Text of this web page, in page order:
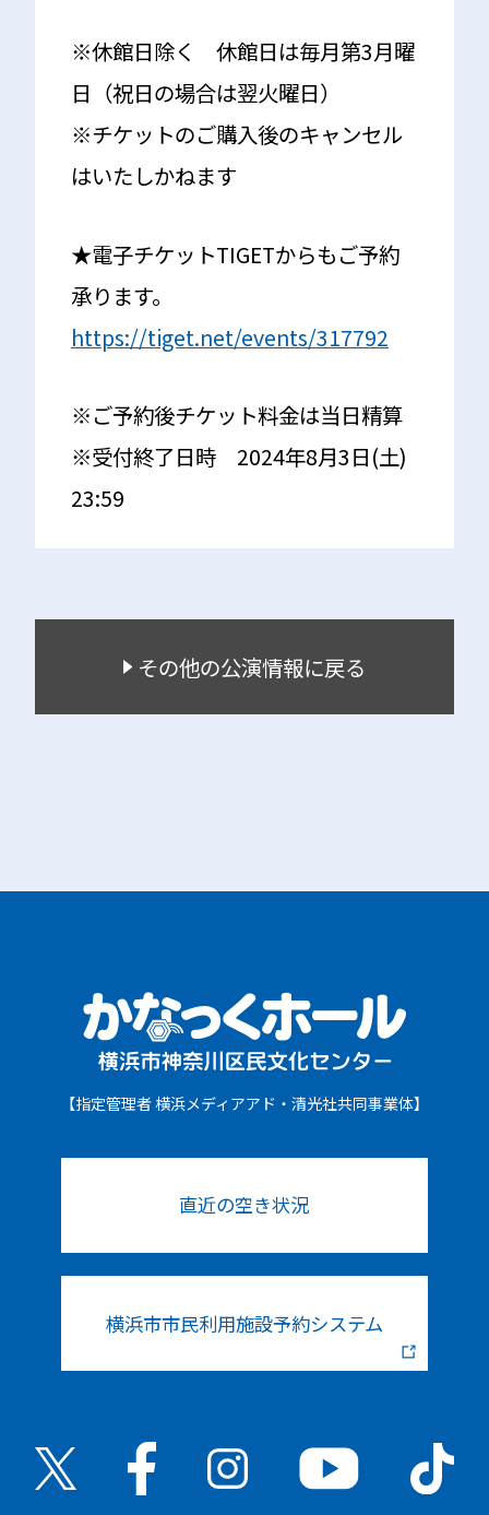
※休館日除く 休館日は毎月第3月曜
日（祝日の場合は翌火曜日）
※チケットのご購入後のキャンセル
はいたしかねます
★電子チケットTIGETからもご予約
承ります。
https://tiget.net/events/317792
※ご予約後チケット料金は当日精算
※受付終了日時 2024年8月3日(土)
23:59
その他の公演情報に戻る
【指定管理者 横浜メディアアド・清光社共同事業体】
直近の空き状況
横浜市市民利用施設予約システム